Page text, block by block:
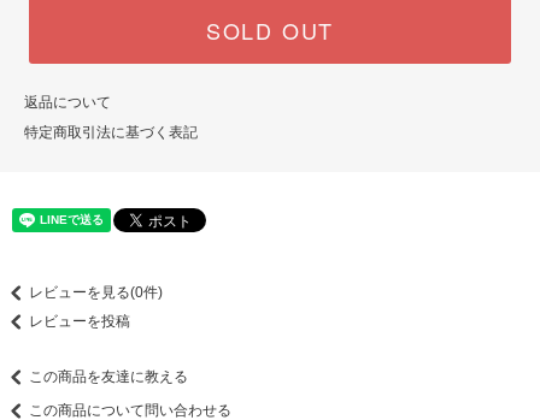
SOLD OUT
返品について
特定商取引法に基づく表記
レビューを見る(0件)
レビューを投稿
この商品を友達に教える
この商品について問い合わせる